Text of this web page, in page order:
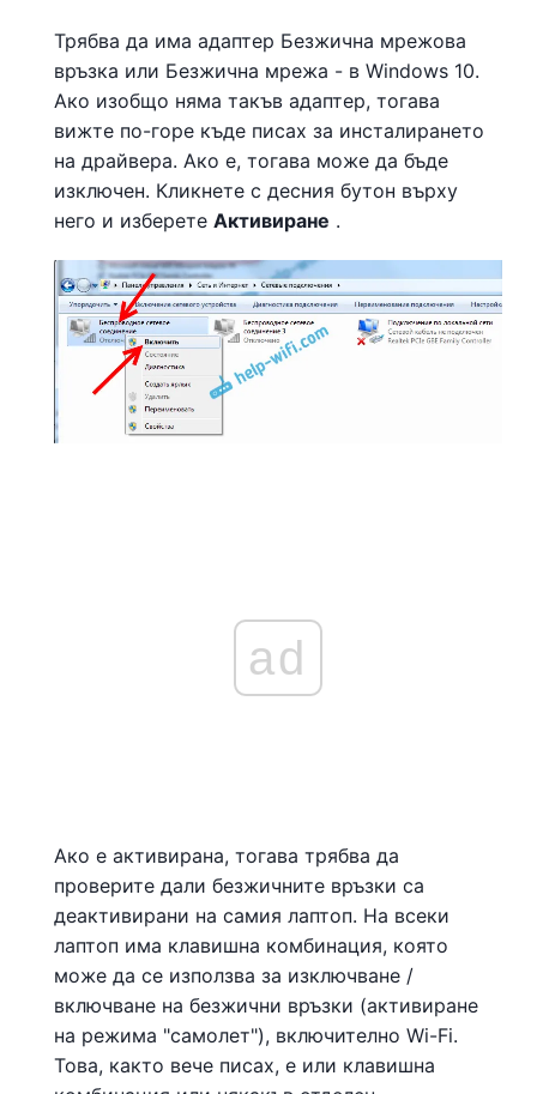
Трябва да има адаптер Безжична мрежова
връзка или Безжична мрежа - в Windows 10.
Ако изобщо няма такъв адаптер, тогава
вижте по-горе къде писах за инсталирането
на драйвера. Ако е, тогава може да бъде
изключен. Кликнете с десния бутон върху
него и изберете Активиране .
ad
Ако е активирана, тогава трябва да
проверите дали безжичните връзки са
деактивирани на самия лаптоп. На всеки
лаптоп има клавишна комбинация, която
може да се използва за изключване /
включване на безжични връзки (активиране
на режима "самолет"), включително Wi-Fi.
Това, както вече писах, е или клавишна